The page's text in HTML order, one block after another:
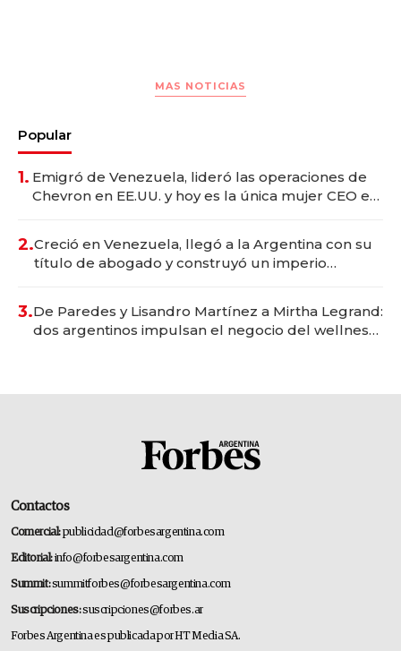
MAS NOTICIAS
Popular
1. Emigró de Venezuela, lideró las operaciones de
Chevron en EE.UU. y hoy es la única mujer CEO en
2.Creció en Venezuela, llegó a la Argentina con su
título de abogado y construyó un imperio
3.De Paredes y Lisandro Martínez a Mirtha Legrand:
dos argentinos impulsan el negocio del wellness
Contactos
Comercial:publicidad@forbesargentina.com
Editorial:info@forbesargentina.com
Summit:summitforbes@forbesargentina.com
Suscripciones:suscripciones@forbes.ar
Forbes Argentina es publicada por HT Media SA.